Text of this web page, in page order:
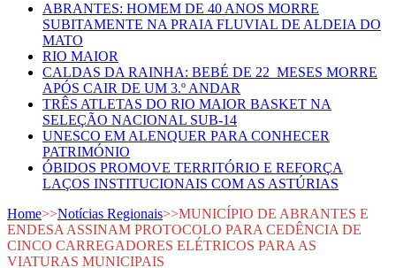
ABRANTES: HOMEM DE 40 ANOS MORRE
SUBITAMENTE NA PRAIA FLUVIAL DE ALDEIA DO
MATO
RIO MAIOR
CALDAS DA RAINHA: BEBÉ DE 22 MESES MORRE
APÓS CAIR DE UM 3.º ANDAR
TRÊS ATLETAS DO RIO MAIOR BASKET NA
SELEÇÃO NACIONAL SUB-14
UNESCO EM ALENQUER PARA CONHECER
PATRIMÓNIO
ÓBIDOS PROMOVE TERRITÓRIO E REFORÇA
LAÇOS INSTITUCIONAIS COM AS ASTÚRIAS
Home>>Notícias Regionais>>MUNICÍPIO DE ABRANTES E
ENDESA ASSINAM PROTOCOLO PARA CEDÊNCIA DE
CINCO CARREGADORES ELÉTRICOS PARA AS
VIATURAS MUNICIPAIS